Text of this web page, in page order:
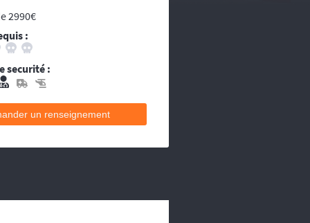
2990€
:
securité :
les égarés.
et équipes médicales qui se
et équipes médicales qui se
un renseignement